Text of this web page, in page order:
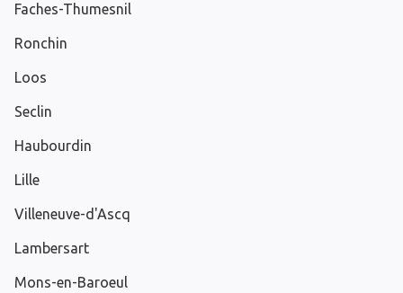
Faches-Thumesnil
Ronchin
Loos
Seclin
Haubourdin
Lille
Villeneuve-d'Ascq
Lambersart
Mons-en-Baroeul